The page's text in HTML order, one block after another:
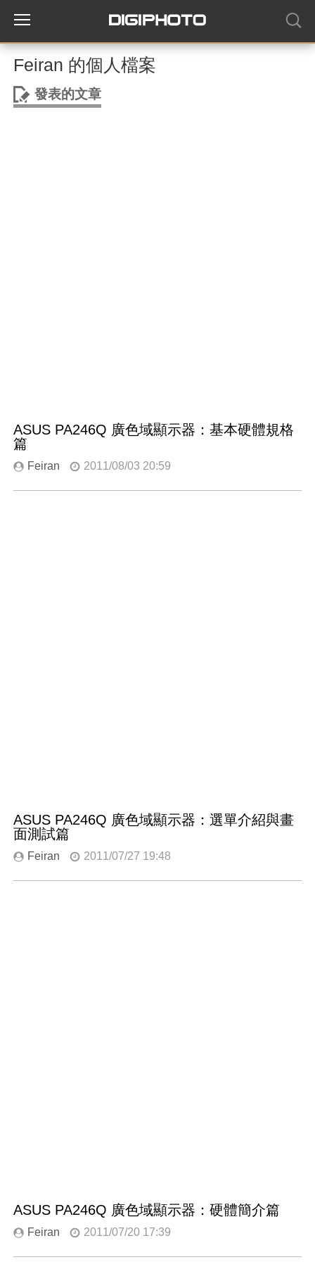
Feiran 的個人檔案
發表的文章
ASUS PA246Q 廣色域顯示器：基本硬體規格
篇
Feiran 2011/08/03 20:59
ASUS PA246Q 廣色域顯示器：選單介紹與畫
面測試篇
Feiran 2011/07/27 19:48
ASUS PA246Q 廣色域顯示器：硬體簡介篇
Feiran 2011/07/20 17:39